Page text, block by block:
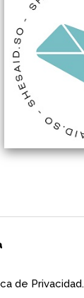
de Privacidad.